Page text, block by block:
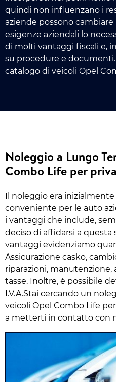
quindi non influenzano i
aziende possono
esigenze aziendali lo
di molti vantaggi fiscali e,
su procedure e
catalogo di veicoli Opel
Noleggio a Lungo
Combo Life per
Il noleggio era
conveniente per le auto
i vantaggi che include,
deciso di affidarsi a questa
vantaggi evidenziamo
Assicurazione casko,
riparazioni, manutenzione,
tasse. Inoltre, è possibile
I.V.A.Stai cercando un
veicoli Opel Combo Life
a metterti in contatto con